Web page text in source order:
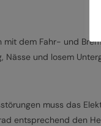
mit dem Fahr- und
Nässe und losem
muss das
entsprechend den